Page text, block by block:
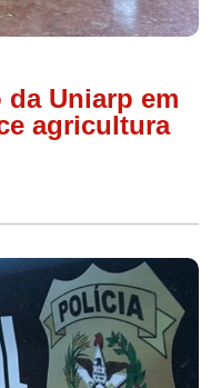
Uniarp em
agricultura